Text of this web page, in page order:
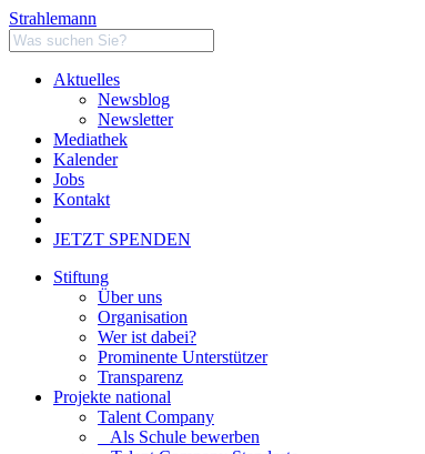
Strahlemann
Aktuelles
Newsblog
Newsletter
Mediathek
Kalender
Jobs
Kontakt
JETZT SPENDEN
Stiftung
Über uns
Organisation
Wer ist dabei?
Prominente Unterstützer
Transparenz
Projekte national
Talent Company
Als Schule bewerben